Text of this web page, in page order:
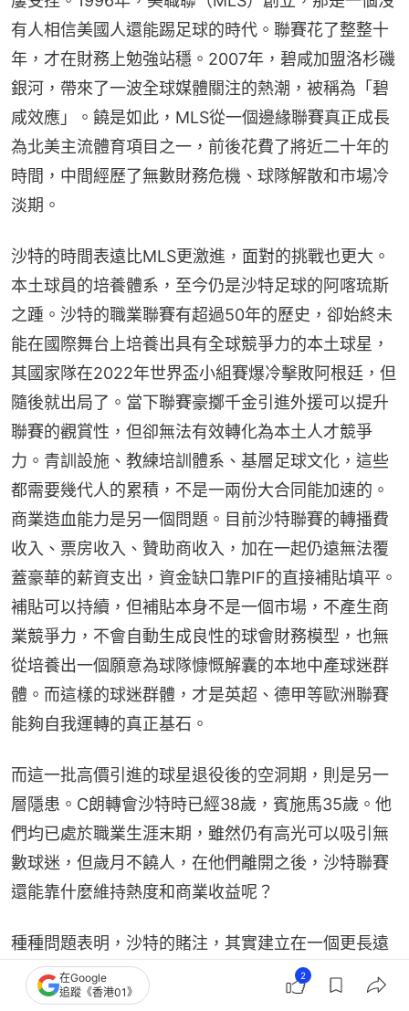
有人相信美國人還能踢足球的時代。聯賽花了整整十
年，才在財務上勉強站穩。2007年，碧咸加盟洛杉磯
銀河，帶來了一波全球媒體關注的熱潮，被稱為「碧
咸效應」。饒是如此，MLS從一個邊緣聯賽真正成長
為北美主流體育項目之一，前後花費了將近二十年的
時間，中間經歷了無數財務危機、球隊解散和市場冷
淡期。
沙特的時間表遠比MLS更激進，面對的挑戰也更大。
本土球員的培養體系，至今仍是沙特足球的阿喀琉斯
之踵。沙特的職業聯賽有超過50年的歷史，卻始終未
能在國際舞台上培養出具有全球競爭力的本土球星，
其國家隊在2022年世界盃小組賽爆冷擊敗阿根廷，但
隨後就出局了。當下聯賽豪擲千金引進外援可以提升
聯賽的觀賞性，但卻無法有效轉化為本土人才競爭
力。青訓設施、教練培訓體系、基層足球文化，這些
都需要幾代人的累積，不是一兩份大合同能加速的。
商業造血能力是另一個問題。目前沙特聯賽的轉播費
收入、票房收入、贊助商收入，加在一起仍遠無法覆
蓋豪華的薪資支出，資金缺口靠PIF的直接補貼填平。
補貼可以持續，但補貼本身不是一個市場，不產生商
業競爭力，不會自動生成良性的球會財務模型，也無
從培養出一個願意為球隊慷慨解囊的本地中產球迷群
體。而這樣的球迷群體，才是英超、德甲等歐洲聯賽
能夠自我運轉的真正基石。
而這一批高價引進的球星退役後的空洞期，則是另一
層隱患。C朗轉會沙特時已經38歲，賓施馬35歲。他
們均已處於職業生涯末期，雖然仍有高光可以吸引無
數球迷，但歲月不饒人，在他們離開之後，沙特聯賽
還能靠什麼維持熱度和商業收益呢？
種種問題表明，沙特的賭注，其實建立在一個更長遠
的假設之上：在足球商業生態裏，存在感本身就是資
產，而存在感可以被積累。十年的持續投入，哪怕效
在Google
追蹤《香港01》
2